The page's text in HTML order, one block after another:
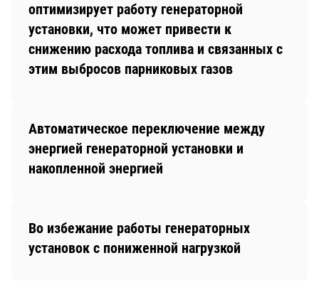
оптимизирует работу генераторной
установки, что может привести к
снижению расхода топлива и связанных с
этим выбросов парниковых газов
Автоматическое переключение между
энергией генераторной установки и
накопленной энергией
Во избежание работы генераторных
установок с пониженной нагрузкой